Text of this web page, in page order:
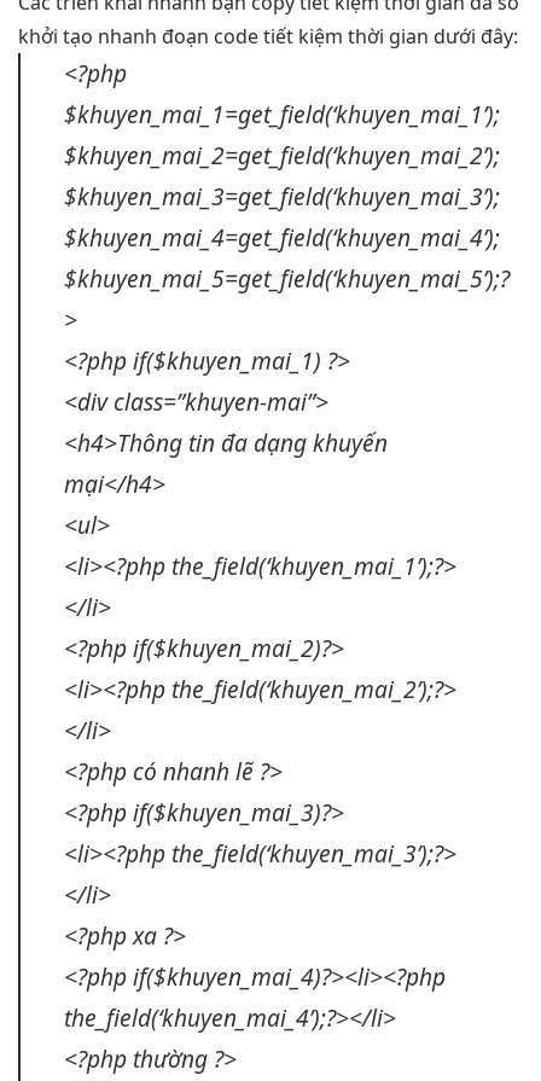
khởi tạo nhanh đoạn codetiết kiệm thời gian dưới đây:
<?php
$khuyen_mai_1=get_field(‘khuyen_mai_1’);
$khuyen_mai_2=get_field(‘khuyen_mai_2’);
$khuyen_mai_3=get_field(‘khuyen_mai_3’);
$khuyen_mai_4=get_field(‘khuyen_mai_4’);
$khuyen_mai_5=get_field(‘khuyen_mai_5’);?
>
<?php if($khuyen_mai_1) ?>
<div class=”khuyen-mai”>
<h4>Thông tin đa dạngkhuyến
mại</h4>
<ul>
<li><?php the_field(‘khuyen_mai_1’);?>
</li>
<?php if($khuyen_mai_2)?>
<li><?php the_field(‘khuyen_mai_2’);?>
</li>
<?php có nhanh lẽ ?>
<?php if($khuyen_mai_3)?>
<li><?php the_field(‘khuyen_mai_3’);?>
</li>
<?php xa ?>
<?php if($khuyen_mai_4)?><li><?php
the_field(‘khuyen_mai_4’);?></li>
<?php thường ?>